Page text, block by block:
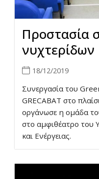
Προστασία
νυχτερίδων
18/12/2019
Συνεργασία του
GRECABAT στο
οργάνωσε η ομάδα
στο αμφιθέατρο του
και Ενέργειας.